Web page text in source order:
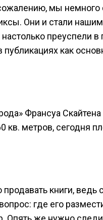
мы немного
Они и стали
преуспели в
как
Франсуа
метров, сегодня
книги,
где его